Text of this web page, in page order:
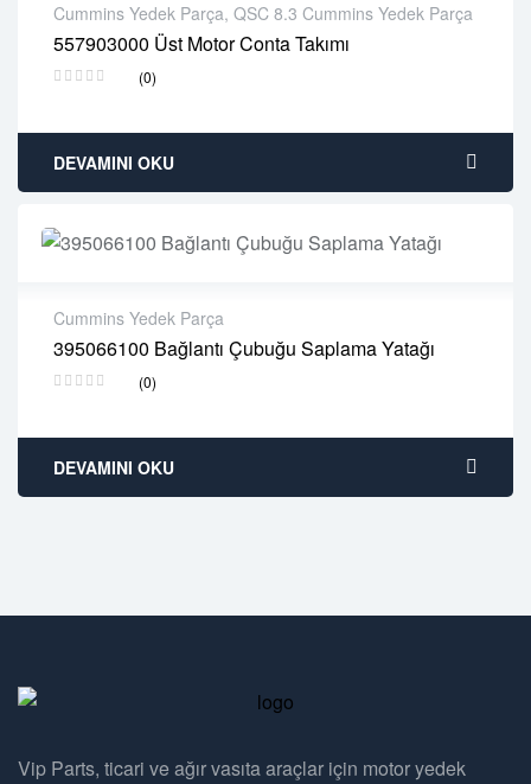
Cummins Yedek Parça, QSC 8.3 Cummins Yedek Parça
557903000 Üst Motor Conta Takımı
(0)
2 years warranty
Delivery time: 1-2 business days
DEVAMINI OKU
Cummins Yedek Parça
395066100 Bağlantı Çubuğu Saplama Yatağı
(0)
2 years warranty
Delivery time: 1-2 business days
DEVAMINI OKU
Vip Parts, ticari ve ağır vasıta araçlar için motor yedek